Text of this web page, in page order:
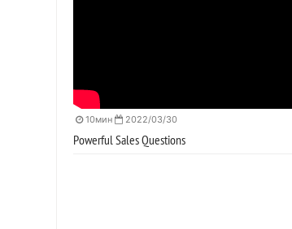
10мин 2022/03/30
Powerful Sales Questions